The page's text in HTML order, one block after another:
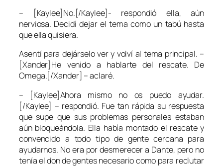
– [Kaylee]No.[/Kaylee]- respondió ella, aún
nerviosa. Decidí dejar el tema como un tabú hasta
que ella quisiera.
Asentí para dejárselo ver y volví al tema principal. –
[Xander]He venido a hablarte del rescate. De
Omega.[/Xander] – aclaré.
– [Kaylee]Ahora mismo no os puedo ayudar.
[/Kaylee] – respondió. Fue tan rápida su respuesta
que supe que sus problemas personales estaban
aún bloqueándola. Ella había montado el rescate y
convencido a todo tipo de gente cercana para
ayudarnos. No era por desmerecer a Dante, pero no
tenía el don de gentes necesario como para reclutar